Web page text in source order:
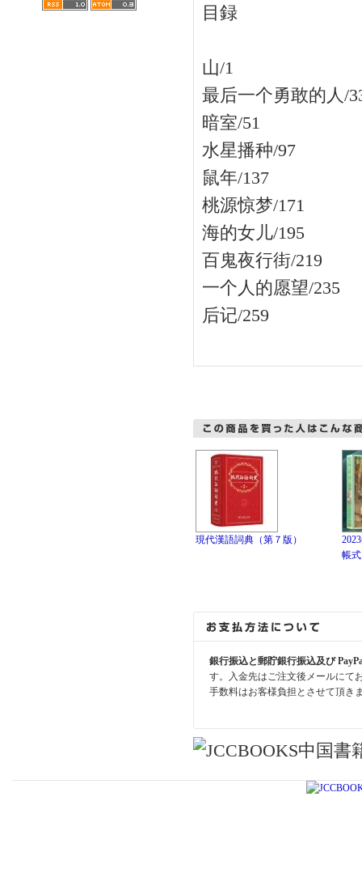
目録
山/1
最后一个勇敢的人/
暗室/51
水星播种/97
鼠年/137
桃源惊梦/171
海的女儿/195
百鬼夜行街/219
一个人的愿望/235
后记/259
現代漢語詞典（第７版）
帳
銀行振込と郵貯銀行振込及び
す。入金先はご注文後メールにて
手数料はお客様負担とさせて頂き